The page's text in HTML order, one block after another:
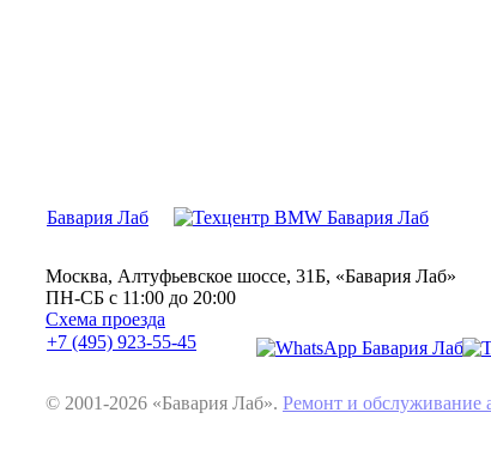
Бавария Лаб
Москва, Алтуфьевское шоссе, 31Б, «Бавария Лаб»
ПН-СБ с 11:00 до 20:00
Схема проезда
+7 (495) 923-55-45
© 2001-2026 «Бавария Лаб». Ремонт и обслуживание